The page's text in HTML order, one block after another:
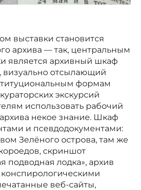
выставки становится
архива — так, центральным
является архивный шкаф
визуально отсылающий
формам
экскурсий
использовать рабочий
некое знание. Шкаф
и псевдодокументами:
Зелёного острова, там же
скриншот
подводная лодка», архив
веб-сайты,